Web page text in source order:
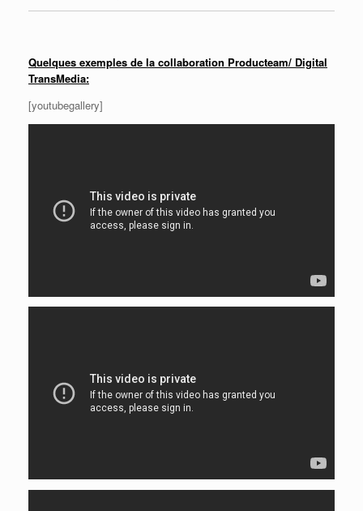
Quelques exemples de la collaboration Producteam/ Digital
TransMedia:
[youtubegallery]